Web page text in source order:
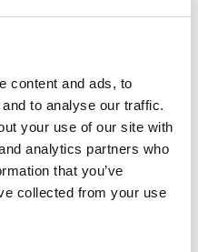
content and ads, to
to analyse our traffic.
your use of our site with
analytics partners who
that you’ve
collected from your use